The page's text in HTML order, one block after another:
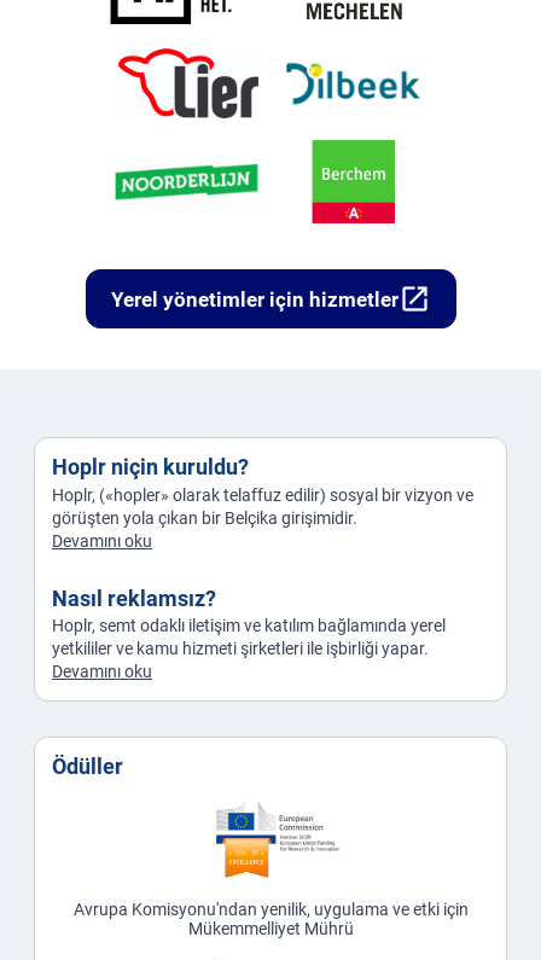
Yerel yönetimler için hizmetleropen_in_new
Hoplr niçin kuruldu?
Hoplr, («hopler» olarak telaffuz edilir) sosyal bir vizyon ve
görüşten yola çıkan bir Belçika girişimidir.
Devamını oku
Nasıl reklamsız?
Hoplr, semt odaklı iletişim ve katılım bağlamında yerel
yetkililer ve kamu hizmeti şirketleri ile işbirliği yapar.
Devamını oku
Ödüller
Avrupa Komisyonu'ndan yenilik, uygulama ve etki için
Mükemmelliyet Mührü